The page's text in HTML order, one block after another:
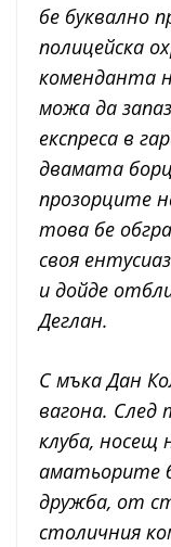
бе буквално
полицейска
коменданта
можа да
експреса в
двамата
прозорците
това бе
своя
и дойде
Деглан.
С мъка Дан
вагона. След
клуба, носещ
аматьорите
дружба, от
столичния